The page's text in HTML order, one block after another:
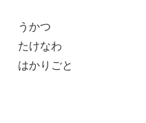
うかつ
たけなわ
はかりごと